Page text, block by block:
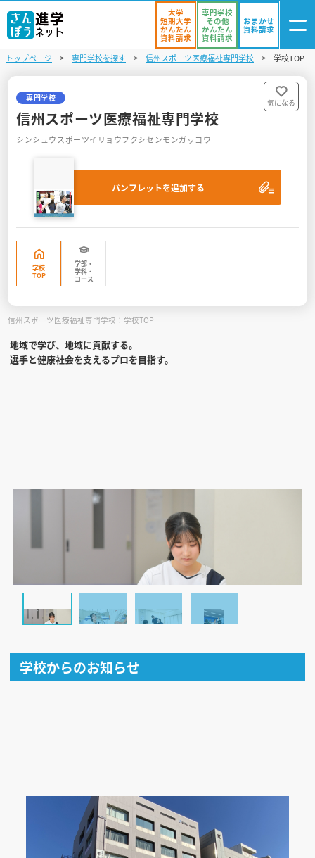
資料リスト
進学イベント
入試・受験入門
お役立ち情報
見学会WEB手引書
大学
短期大学
かんたん
資料請求
専門学校
その他
かんたん
資料請求
おまかせ
資料請求
トップページ 専門学校を探す 信州スポーツ医療福祉専門学校 学校TOP
専門学校
信州スポーツ医療福祉専門学校
シンシュウスポーツイリョウフクシセンモンガッコウ
パンフレットを追加する
気になる
学校
TOP
学部・
学科・
コース
信州スポーツ医療福祉専門学校：学校TOP
地域で学び、地域に貢献する。
選手と健康社会を支えるプロを目指す。
学校からのお知らせ